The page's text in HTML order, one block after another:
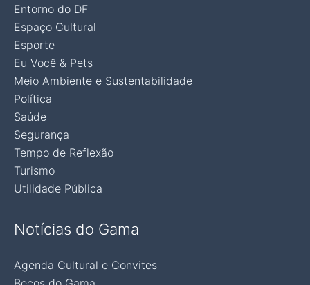
Entorno do DF
Espaço Cultural
Esporte
Eu Você & Pets
Meio Ambiente e Sustentabilidade
Política
Saúde
Segurança
Tempo de Reflexão
Turismo
Utilidade Pública
Notícias do Gama
Agenda Cultural e Convites